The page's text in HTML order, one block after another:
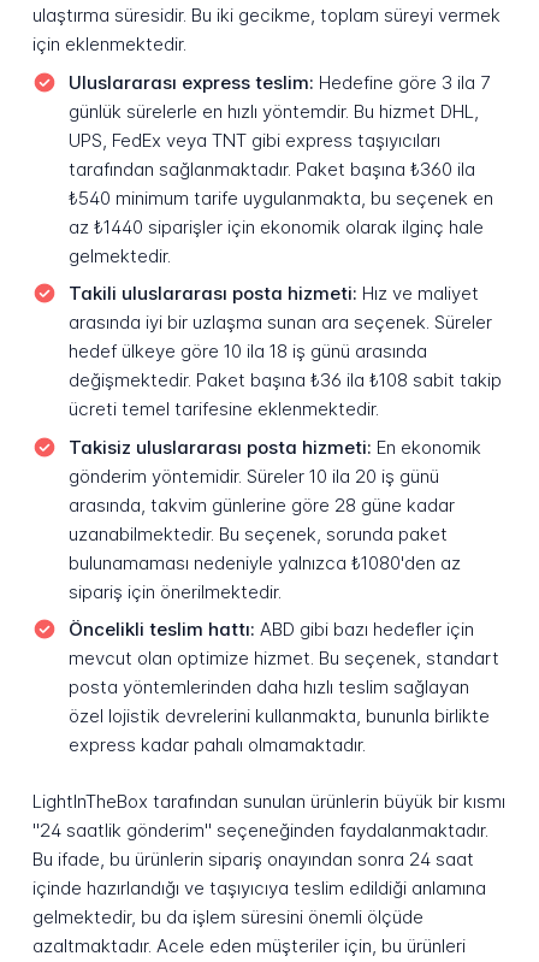
ulaştırma süresidir. Bu iki gecikme, toplam süreyi vermek
için eklenmektedir.
Uluslararası express teslim: Hedefine göre 3 ila 7
günlük sürelerle en hızlı yöntemdir. Bu hizmet DHL,
UPS, FedEx veya TNT gibi express taşıyıcıları
tarafından sağlanmaktadır. Paket başına ₺360 ila
₺540 minimum tarife uygulanmakta, bu seçenek en
az ₺1440 siparişler için ekonomik olarak ilginç hale
gelmektedir.
Takili uluslararası posta hizmeti: Hız ve maliyet
arasında iyi bir uzlaşma sunan ara seçenek. Süreler
hedef ülkeye göre 10 ila 18 iş günü arasında
değişmektedir. Paket başına ₺36 ila ₺108 sabit takip
ücreti temel tarifesine eklenmektedir.
Takisiz uluslararası posta hizmeti: En ekonomik
gönderim yöntemidir. Süreler 10 ila 20 iş günü
arasında, takvim günlerine göre 28 güne kadar
uzanabilmektedir. Bu seçenek, sorunda paket
bulunamaması nedeniyle yalnızca ₺1080'den az
sipariş için önerilmektedir.
Öncelikli teslim hattı: ABD gibi bazı hedefler için
mevcut olan optimize hizmet. Bu seçenek, standart
posta yöntemlerinden daha hızlı teslim sağlayan
özel lojistik devrelerini kullanmakta, bununla birlikte
express kadar pahalı olmamaktadır.
LightInTheBox tarafından sunulan ürünlerin büyük bir kısmı
"24 saatlik gönderim" seçeneğinden faydalanmaktadır.
Bu ifade, bu ürünlerin sipariş onayından sonra 24 saat
içinde hazırlandığı ve taşıyıcıya teslim edildiği anlamına
gelmektedir, bu da işlem süresini önemli ölçüde
azaltmaktadır. Acele eden müşteriler için, bu ürünleri